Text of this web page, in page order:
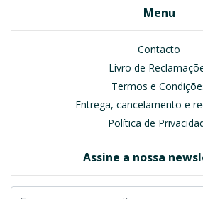
Menu
Contacto
Livro de
Termos e
Entrega, cancelamento e
Política de
Assine a nossa